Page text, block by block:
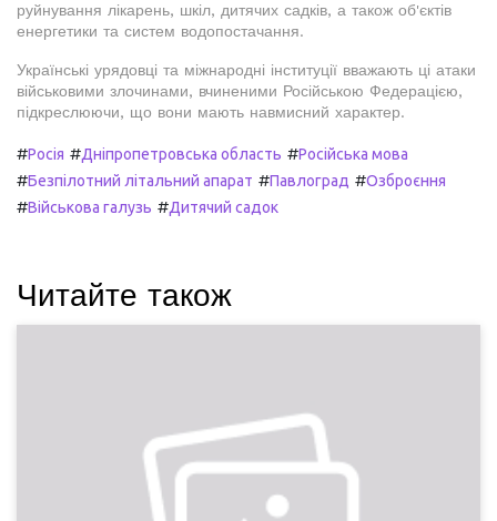
руйнування лікарень, шкіл, дитячих садків, а також об'єктів
енергетики та систем водопостачання.
Українські урядовці та міжнародні інституції вважають ці атаки
військовими злочинами, вчиненими Російською Федерацією,
підкреслюючи, що вони мають навмисний характер.
#Росія #Дніпропетровська область #Російська мова
#Безпілотний літальний апарат #Павлоград #Озброєння
#Військова галузь #Дитячий садок
Читайте також